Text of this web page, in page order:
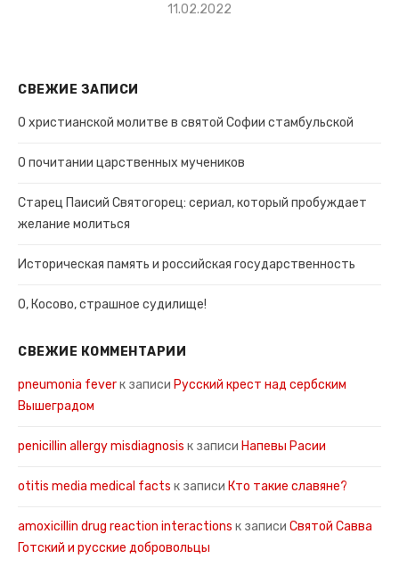
Размещено
11.02.2022
СВЕЖИЕ ЗАПИСИ
О христианской молитве в святой Софии стамбульской
О почитании царственных мучеников
Старец Паисий Святогорец: сериал, который пробуждает
желание молиться
Историческая память и российская государственность
О, Косово, страшное судилище!
СВЕЖИЕ КОММЕНТАРИИ
pneumonia feverк записи Русский крест над сербским
Вышеградом
penicillin allergy misdiagnosis к записи Напевы Расии
otitis media medical facts к записи Кто такие славяне?
amoxicillin drug reaction interactions к записи Святой Савва
Готский и русские добровольцы